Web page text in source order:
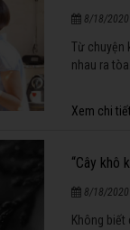
8/18/2020
Từ chuyện
nhau ra tòa.
Xem chi tiết
“Cây khô
8/18/2020
Không